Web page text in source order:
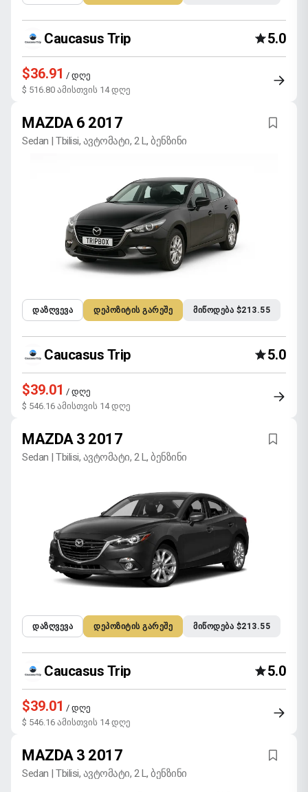
Caucasus Trip 5.0
$36.91 / დღე
$ 516.80 ამისთვის 14 დღე
MAZDA 6 2017
Sedan | Tbilisi, ავტომატი, 2 L, ბენზინი
ᲓᲐᲖᲦᲕᲔᲕᲐ ᲓᲔᲞᲝᲖᲘᲢᲘᲡ ᲒᲐᲠᲔᲨᲔ ᲛᲘᲬᲝᲓᲔᲑᲐ $213.55
Caucasus Trip 5.0
$39.01 / დღე
$ 546.16 ამისთვის 14 დღე
MAZDA 3 2017
Sedan | Tbilisi, ავტომატი, 2 L, ბენზინი
ᲓᲐᲖᲦᲕᲔᲕᲐ ᲓᲔᲞᲝᲖᲘᲢᲘᲡ ᲒᲐᲠᲔᲨᲔ ᲛᲘᲬᲝᲓᲔᲑᲐ $213.55
Caucasus Trip 5.0
$39.01 / დღე
$ 546.16 ამისთვის 14 დღე
MAZDA 3 2017
Sedan | Tbilisi, ავტომატი, 2 L, ბენზინი